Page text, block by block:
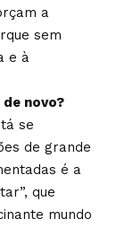
a
sem
e à
novo?
se
de grande
é a
que
mundo